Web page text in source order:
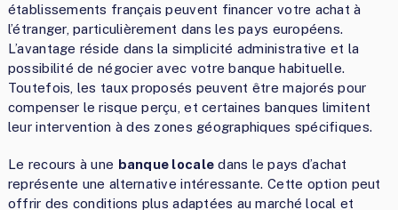
établissements français peuvent financer votre achat à
l’étranger, particulièrement dans les pays européens.
L’avantage réside dans la simplicité administrative et la
possibilité de négocier avec votre banque habituelle.
Toutefois, les taux proposés peuvent être majorés pour
compenser le risque perçu, et certaines banques limitent
leur intervention à des zones géographiques spécifiques.
Le recours à une banque locale dans le pays d’achat
représente une alternative intéressante. Cette option peut
offrir des conditions plus adaptées au marché local et